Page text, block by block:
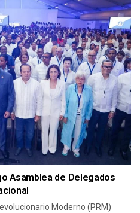
Asamblea de Delegados
Moderno (PRM)